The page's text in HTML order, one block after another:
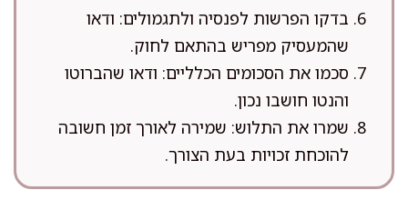
בדקו הפרשות לפנסיה ולתגמולים: ודאו
שהמעסיק מפריש בהתאם לחוק.
סכמו את הסכומים הכלליים: ודאו שהברוטו
והנטו חושבו נכון.
שמרו את התלוש: שמירה לאורך זמן חשובה
להוכחת זכויות בעת הצורך.